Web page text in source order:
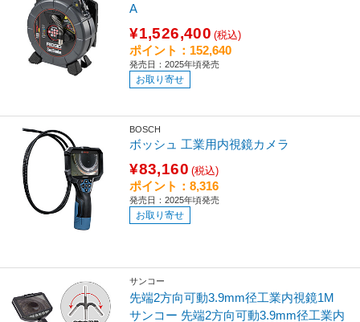
A
¥1,526,400 (税込)
ポイント：152,640
発売日：2025年頃発売
お取り寄せ
BOSCH
ボッシュ 工業用内視鏡カメラ
¥83,160 (税込)
ポイント：8,316
発売日：2025年頃発売
お取り寄せ
サンコー
先端2方向可動3.9mm径工業内視鏡1M
サンコー 先端2方向可動3.9mm径工業内